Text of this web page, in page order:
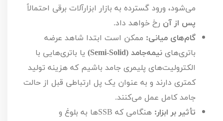
می‌شود، ورود گسترده به بازار ابزارآلات برقی احتمالاً
پس از آن رخ خواهد داد.
گام‌های میانی: ممکن است ابتدا شاهد عرضه
باتری‌های نیمه‌جامد (Semi-Solid
) یا باتری‌هایی با
الکترولیت‌های پلیمری جامد باشیم که هزینه تولید
کمتری دارند و به عنوان یک پل ارتباطی قبل از حالت
جامد کامل عمل می‌کنند.
تأثیر بر ابزار: هنگامی که SSBها به بلوغ و